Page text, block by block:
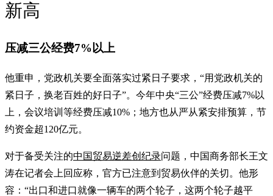
新高
压减三公经费7%以上
他重申，党政机关要全面落实过紧日子要求，“用党政机关的
紧日子，换老百姓的好日子”。今年中央“三公”经费压减7%以
上，会议培训等经费压减10%；地方也从严从紧安排预算，节
约资金超120亿元。
对于备受关注的中国贸易逆差创纪录问题，中国商务部长王文
涛在记者会上回应称，官方已注意到贸易伙伴的关切。他形
容：“出口和进口就像一辆车的两个轮子，这两个轮子越平